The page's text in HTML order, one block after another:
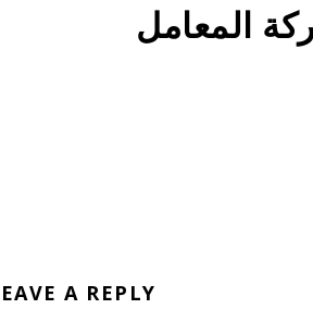
المعامل
A REPLY